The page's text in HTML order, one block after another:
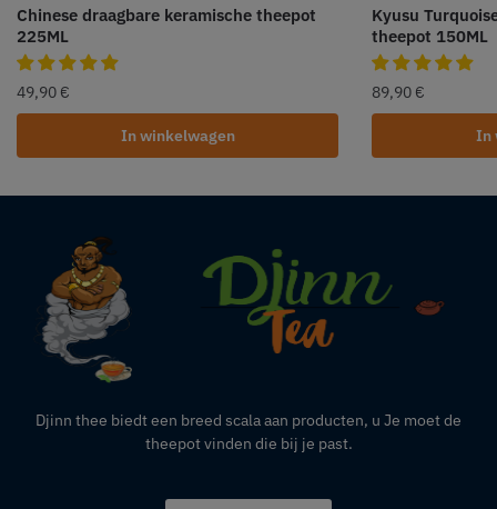
Chinese draagbare keramische theepot
225ML
49,90 €
In winkelwagen
Kyusu
theepot 150ML
89,90 €
In
Djinn thee biedt een breed scala aan producten, u Je moet de
theepot vinden die bij je past.